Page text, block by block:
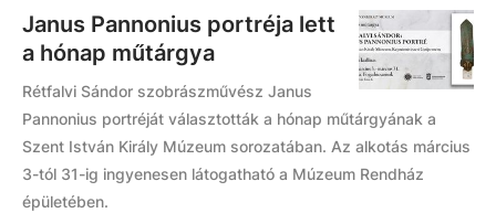
Janus Pannonius portréja lett
a hónap műtárgya
Rétfalvi Sándor szobrászművész Janus
Pannonius portréját választották a hónap műtárgyának a
Szent István Király Múzeum sorozatában. Az alkotás március
3-tól 31-ig ingyenesen látogatható a Múzeum Rendház
épületében.